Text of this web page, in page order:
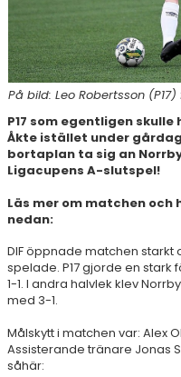
På bild: Leo Robertsson
P17 som egentligen
Åkte istället under
bortaplan ta sig an
Ligacupens A-slutspel!
Läs mer om matchen och
nedan:
DIF öppnade matchen starkt
spelade. P17 gjorde en stark
1-1. I andra halvlek klev
med 3-1.
Målskytt i matchen var: Alex
Assisterande tränare Jonas
såhär: